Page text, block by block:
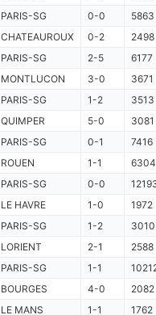
PARIS-SG 0-0
5863
CHATEAUROUX 0-2
2498
PARIS-SG 2-5
6177
MONTLUCON 3-0
3671
PARIS-SG 1-2
3513
QUIMPER 5-0
3081
PARIS-SG 0-1
7416
ROUEN 1-1
6304
PARIS-SG 0-0
LE HAVRE 1-0
1972
PARIS-SG 1-2
3010
LORIENT 2-1
2588
PARIS-SG 1-1
BOURGES 4-0
2082
LE MANS 1-1
1762